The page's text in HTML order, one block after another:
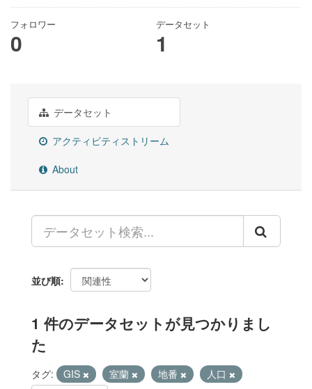
フォロワー
0
データセット
1
データセット
アクティビティストリーム
About
並び順
1 件のデータセットが見つかりまし
た
タグ: GIS 室蘭 地番
人口